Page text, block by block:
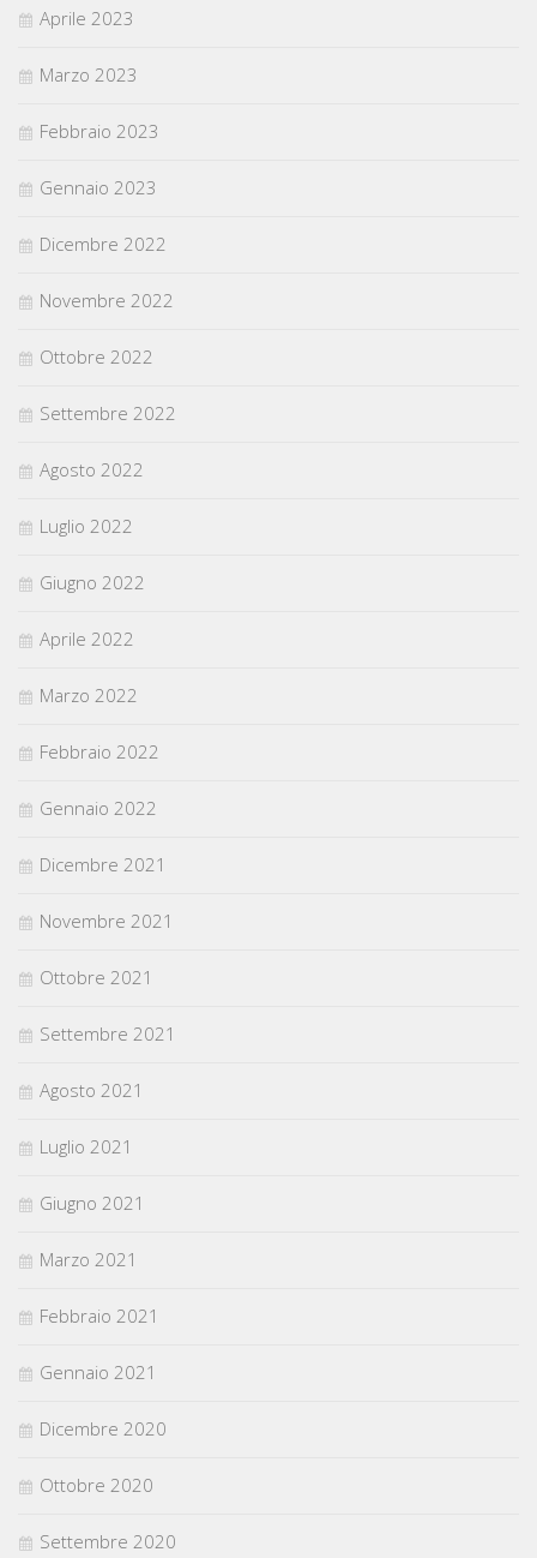
Aprile 2023
Marzo 2023
Febbraio 2023
Gennaio 2023
Dicembre 2022
Novembre 2022
Ottobre 2022
Settembre 2022
Agosto 2022
Luglio 2022
Giugno 2022
Aprile 2022
Marzo 2022
Febbraio 2022
Gennaio 2022
Dicembre 2021
Novembre 2021
Ottobre 2021
Settembre 2021
Agosto 2021
Luglio 2021
Giugno 2021
Marzo 2021
Febbraio 2021
Gennaio 2021
Dicembre 2020
Ottobre 2020
Settembre 2020